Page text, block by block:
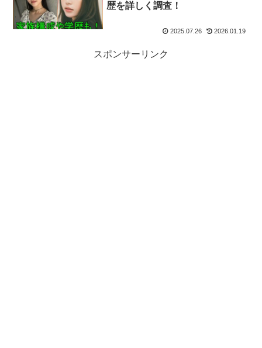
歴を詳しく調査！
2025.07.26 2026.01.19
スポンサーリンク